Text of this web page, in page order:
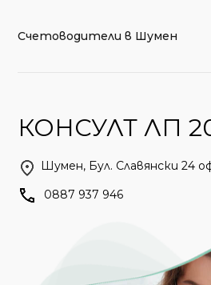
Счетоводители в Шумен
КОНСУЛТ ЛП
Шумен, Бул. Славянски 24
0887 937 946